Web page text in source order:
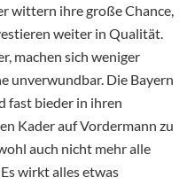
wittern ihre große Chance,
weiter in Qualität.
machen sich weniger
unverwundbar. Die Bayern
fast bieder in ihren
Kader auf Vordermann zu
auch nicht mehr alle
wirkt alles etwas